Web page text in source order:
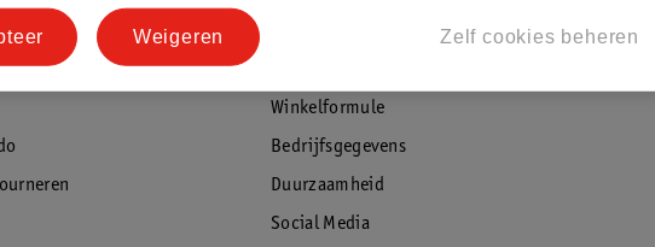
Winkelformule
Bedrijfsgegevens
Duurzaamheid
Social Media
Zelf cookies beheren
Weigeren